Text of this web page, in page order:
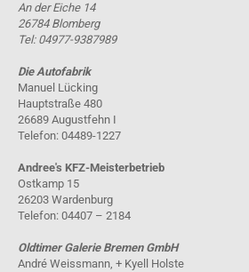
An der Eiche 14
26784 Blomberg
Tel: 04977-9387989
Die Autofabrik
Manuel Lücking
Hauptstraße 480
26689 Augustfehn I
Telefon: 04489-1227
Andree's KFZ-Meisterbetrieb
Ostkamp 15
26203 Wardenburg
Telefon: 04407 – 2184
Oldtimer Galerie Bremen GmbH
André Weissmann, + Kyell Holste